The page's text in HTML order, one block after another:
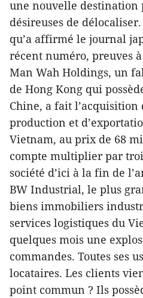
une nouvelle destination
désireuses de délocaliser.
qu’a affirmé le journal
récent numéro, preuves
Man Wah Holdings, un
de Hong Kong qui
Chine, a fait l’acquisition
production et
Vietnam, au prix de 68
compte multiplier par
société d’ici à la fin de
BW Industrial, le plus
biens immobiliers
services logistiques du
quelques mois une
commandes. Toutes ses
locataires. Les clients
point commun ? Ils